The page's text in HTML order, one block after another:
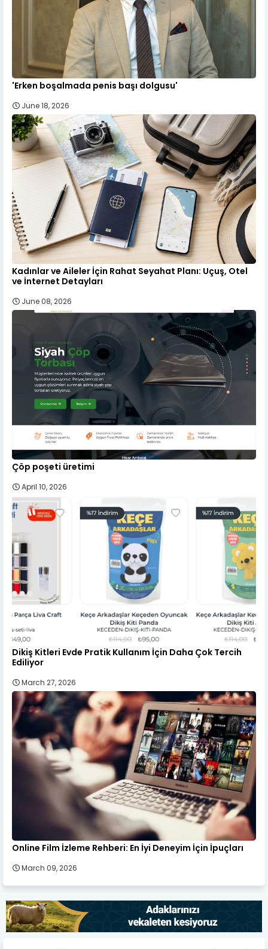
'Erken boşalmada penis başı dolgusu'
June 18, 2026
Kadınlar ve Aileler İçin Rahat Seyahat Planı: Uçuş, Otel
ve İnternet Detayları
June 08, 2026
Çöp poşeti üretimi
April 10, 2026
Dikiş Kitleri Evde Pratik Kullanım İçin Daha Çok Tercih
Ediliyor
March 27, 2026
Online Film İzleme Rehberi: En İyi Deneyim İçin İpuçları
March 09, 2026